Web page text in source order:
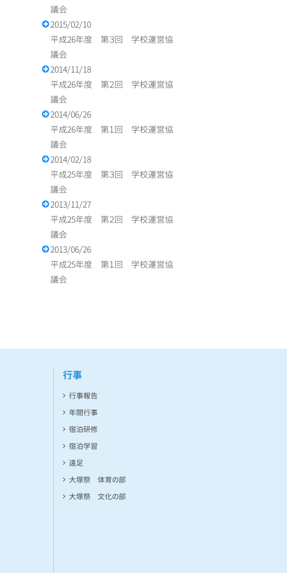
議会
2015/02/10
平成26年度 第３回 学校運営協
議会
2014/11/18
平成26年度 第２回 学校運営協
議会
2014/06/26
平成26年度 第１回 学校運営協
議会
2014/02/18
平成25年度 第３回 学校運営協
議会
2013/11/27
平成25年度 第２回 学校運営協
議会
2013/06/26
平成25年度 第１回 学校運営協
議会
行事
行事報告
年間行事
宿泊研修
宿泊学習
遠足
大塚祭 体育の部
大塚祭 文化の部